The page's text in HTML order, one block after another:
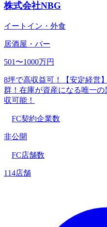
株式会社NBG
イートイン・外食
居酒屋・バー
501〜1000万円
8坪で高収益可！【安定経営
群！在庫が資産になる唯一
収可能！
FC契約企業数
非公開
FC店舗数
114店舗